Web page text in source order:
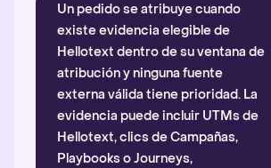
Un pedido se atribuye cuando
existe evidencia elegible de
Hellotext dentro de su ventana de
atribución y ninguna fuente
externa válida tiene prioridad. La
evidencia puede incluir UTMs de
Hellotext, clics de Campañas,
Playbooks o Journeys,